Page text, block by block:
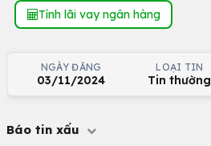
Tính lãi vay ngân hàng
NGÀY ĐĂNG
03/11/2024
LOẠI TIN
Tin thường
Báo tin xấu